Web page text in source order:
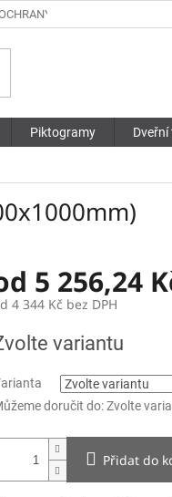
OSOBNÍCH ÚDAJŮ
Piktogramy
5 256,24
4 344 Kč bez DPH
variantu
doručit do: Zvolte
Přidat do